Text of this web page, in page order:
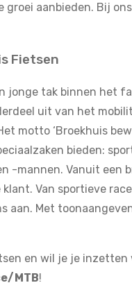
groei aanbieden. Bij
Fietsen
jonge tak binnen het
uit van het
motto ‘Broekhuis
bieden:
-mannen. Vanuit een
Van sportieve
aan. Met
en wil je je
MTB!